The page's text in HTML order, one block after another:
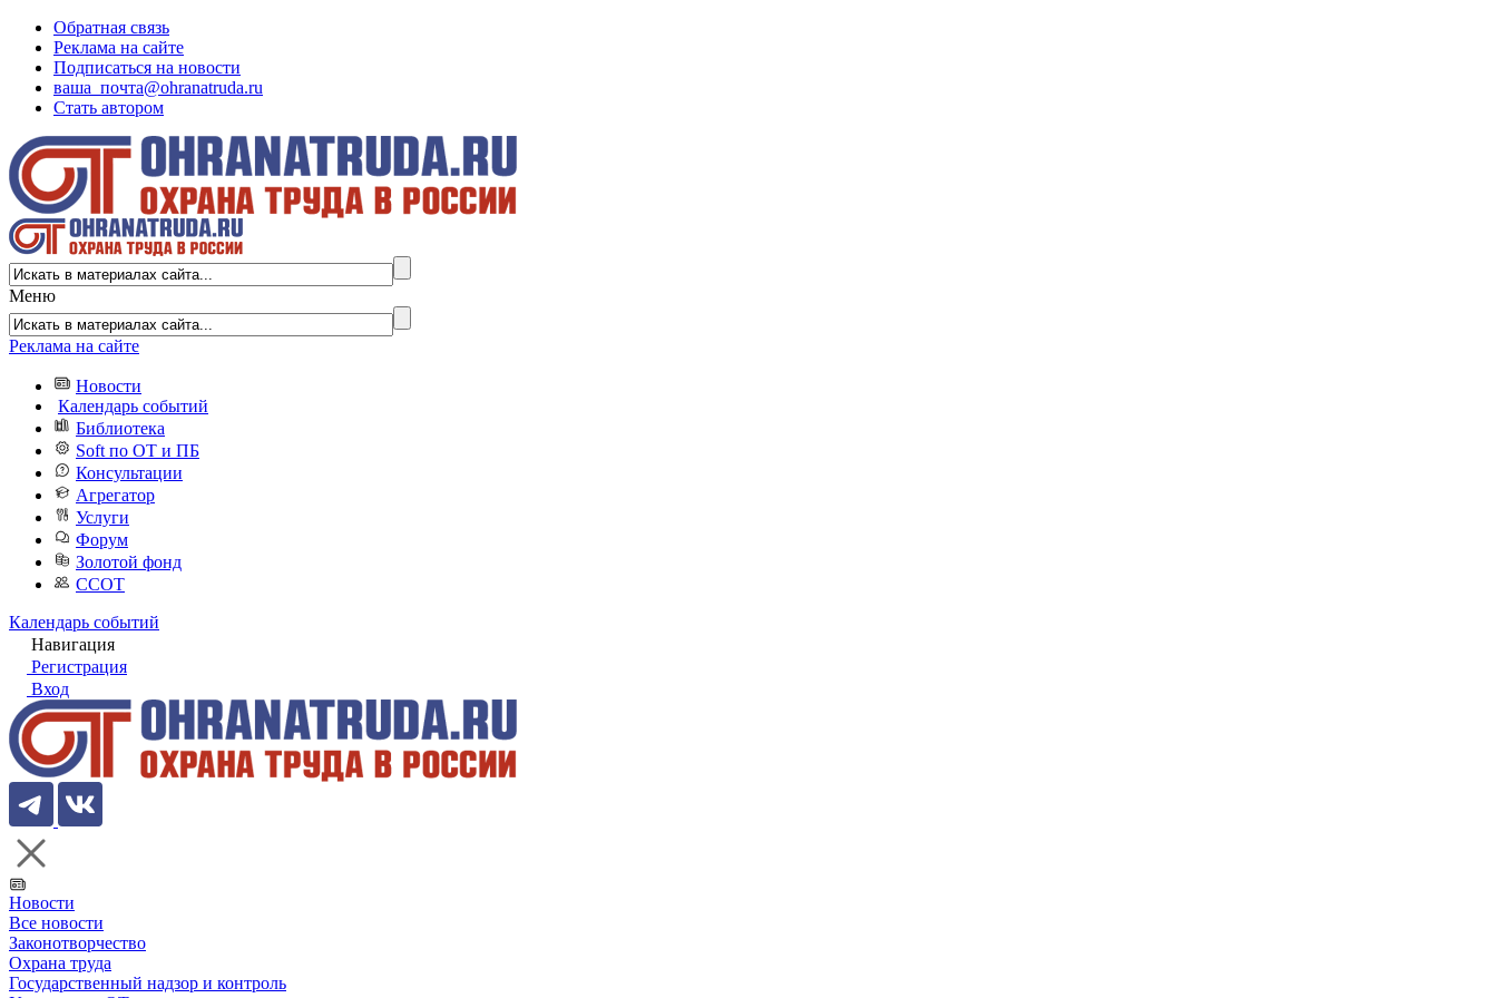
Обратная связь
Реклама на сайте
Подписаться на новости
ваша_почта@ohranatruda.ru
Стать автором
Меню
Реклама на сайте
Новости
Календарь событий
Библиотека
Soft по ОТ и ПБ
Консультации
Агрегатор
Услуги
Форум
Золотой фонд
ССОТ
Календарь событий
Навигация
Регистрация
Вход
Новости
Все новости
Законотворчество
Охрана труда
Государственный надзор и контроль